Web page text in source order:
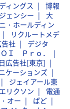
ィングス
博報
ェンシー
大
・ホールディン
リクルートメデ
社
デジタ
Ｉ Ｐｒｏ．
広告社[東京]
ケーションズ
ジェイアール東
リクソン
電通
オー
ぱど